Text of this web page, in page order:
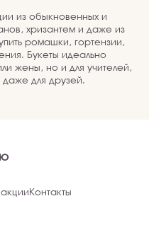
из обыкновенных и
хризантем и даже из
ромашки, гортензии,
Букеты идеально
жены, но и для учителей,
даже для друзей.
Контакты